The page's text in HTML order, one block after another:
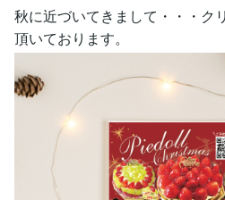
秋に近づいてきまして・・・ク
頂いております。